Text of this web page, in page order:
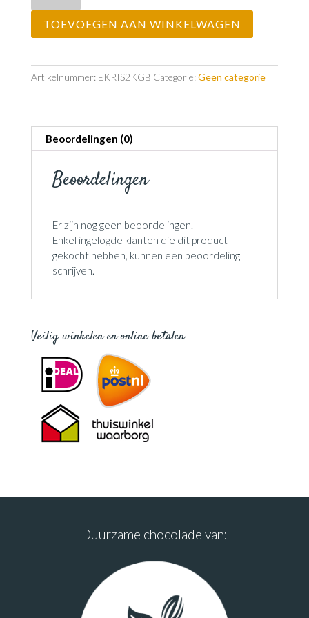
bonbons
TOEVOEGEN AAN WINKELWAGEN
Artikelnummer: EKRIS2KGB Categorie:Geen categorie
Beoordelingen (0)
Beoordelingen
Er zijn nog geen beoordelingen.
Enkel ingelogde klanten die dit product
gekocht hebben, kunnen een beoordeling
schrijven.
Veilig winkelen en online betalen
Duurzame chocolade van: